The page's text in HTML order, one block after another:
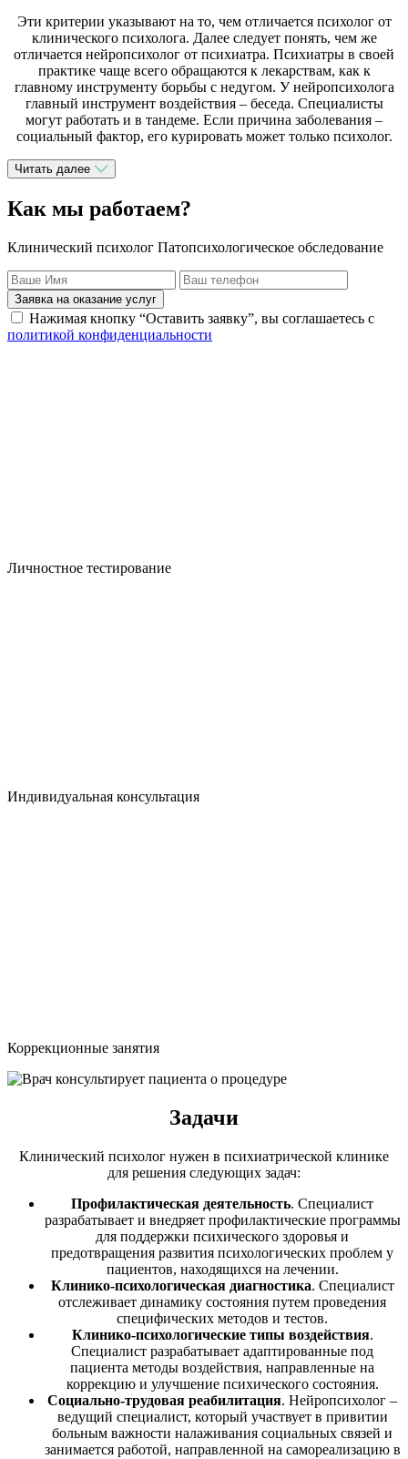
Эти критерии указывают на то, чем отличается психолог от
клинического психолога. Далее следует понять, чем же
отличается нейропсихолог от психиатра. Психиатры в своей
практике чаще всего обращаются к лекарствам, как к
главному инструменту борьбы с недугом. У нейропсихолога
главный инструмент воздействия – беседа. Специалисты
могут работать и в тандеме. Если причина заболевания –
социальный фактор, его курировать может только психолог.
Читать далее
Как мы работаем?
Клинический психолог Патопсихологическое обследование
Заявка на оказание услуг
Нажимая кнопку “Оставить заявку”, вы соглашаетесь с
политикой конфиденциальности
Личностное тестирование
Индивидуальная консультация
Коррекционные занятия
Задачи
Клинический психолог нужен в психиатрической клинике
для решения следующих задач:
Профилактическая деятельность. Специалист
разрабатывает и внедряет профилактические программы
для поддержки психического здоровья и
предотвращения развития психологических проблем у
пациентов, находящихся на лечении.
Клинико-психологическая диагностика. Специалист
отслеживает динамику состояния путем проведения
специфических методов и тестов.
Клинико-психологические типы воздействия.
Специалист разрабатывает адаптированные под
пациента методы воздействия, направленные на
коррекцию и улучшение психического состояния.
Социально-трудовая реабилитация. Нейропсихолог –
ведущий специалист, который участвует в привитии
больным важности налаживания социальных связей и
занимается работой, направленной на самореализацию в